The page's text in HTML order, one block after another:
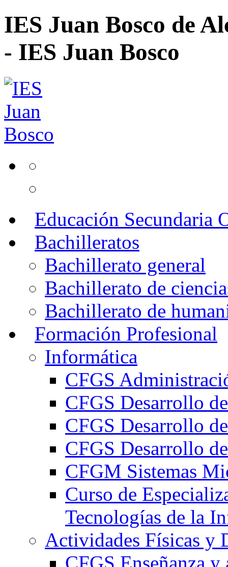
IES Juan Bosco de
- IES Juan Bosco
Educación Secundaria
Bachilleratos
Bachillerato general
Bachillerato de
Bachillerato de
Formación Profesional
Informática
CFGS
CFGS Desarrollo
CFGS Desarrollo
CFGS Desarrollo
CFGM Sistemas
Curso de
Tecnologías de la
Actividades Físicas y
CFGS Enseñanza